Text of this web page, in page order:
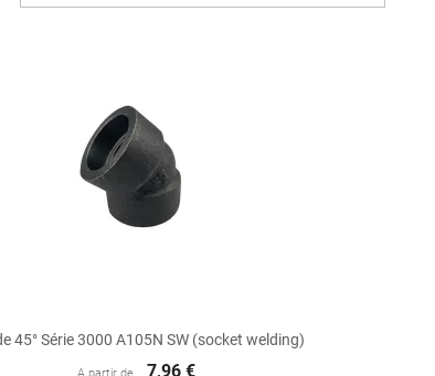
Aperçu rapide
45° Série 3000 A105N SW (socket welding)
7,96 €